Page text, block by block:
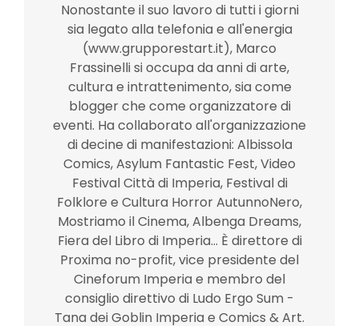
Nonostante il suo lavoro di tutti i giorni
sia legato alla telefonia e all'energia
(www.grupporestart.it), Marco
Frassinelli si occupa da anni di arte,
cultura e intrattenimento, sia come
blogger che come organizzatore di
eventi. Ha collaborato all'organizzazione
di decine di manifestazioni: Albissola
Comics, Asylum Fantastic Fest, Video
Festival Città di Imperia, Festival di
Folklore e Cultura Horror AutunnoNero,
Mostriamo il Cinema, Albenga Dreams,
Fiera del Libro di Imperia... È direttore di
Proxima no-profit, vice presidente del
Cineforum Imperia e membro del
consiglio direttivo di Ludo Ergo Sum -
Tana dei Goblin Imperia e Comics & Art.